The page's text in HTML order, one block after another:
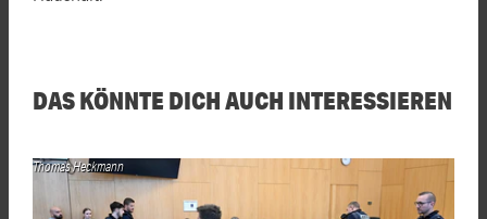
DAS KÖNNTE DICH AUCH INTERESSIEREN
Thomas Heckmann